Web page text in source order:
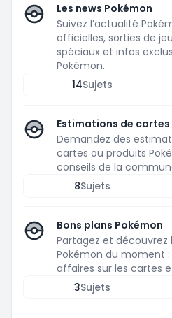
Les news Pokémon
Suivez l’actualité
officielles, sorties de
spéciaux et infos
Pokémon.
14Sujets
Estimations de
Demandez des
cartes ou produits
conseils de la
8Sujets
Bons plans Pokémon
Partagez et découvrez
Pokémon du moment :
affaires sur les cartes
3Sujets